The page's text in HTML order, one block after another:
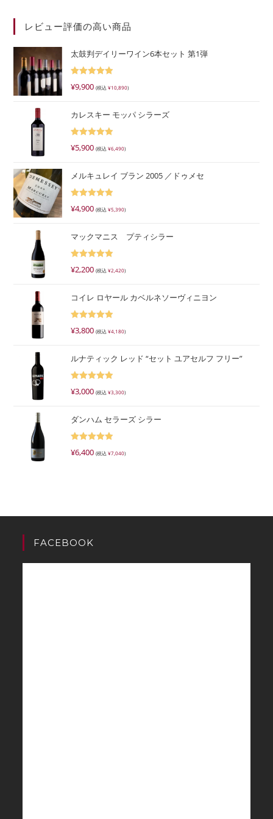
レビュー評価の高い商品
太鼓判デイリーワイン6本セット 第1弾
5段階で
¥9,900 (税込¥10,890)
カレスキー モッパ シラーズ
5段階で
¥5,900 (税込¥6,490)
メルキュレイ ブラン 2005 ／ドゥメセ
5段階で
¥4,900 (税込¥5,390)
マックマニス プティシラー
5段階で
¥2,200 (税込¥2,420)
コイレ ロヤール カベルネソーヴィニヨン
5段階で
¥3,800 (税込¥4,180)
ルナティック レッド “セット ユアセルフ フリー”
5段階で
¥3,000 (税込¥3,300)
ダンハム セラーズ シラー
5段階で
¥6,400 (税込¥7,040)
FACEBOOK